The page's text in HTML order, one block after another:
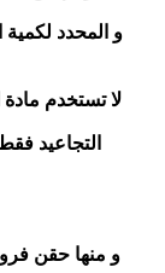
و المحدد
لا تستخدم
التجاعيد
و منها حقن